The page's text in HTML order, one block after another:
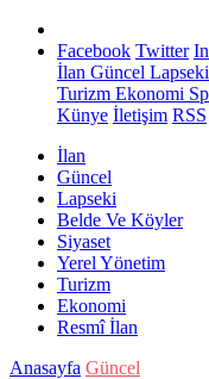
Facebook Twitter
İlan Güncel Lapseki
Turizm Ekonomi
Künye İletişim RSS
İlan
Güncel
Lapseki
Belde Ve Köyler
Siyaset
Yerel Yönetim
Turizm
Ekonomi
Resmî İlan
Anasayfa Güncel